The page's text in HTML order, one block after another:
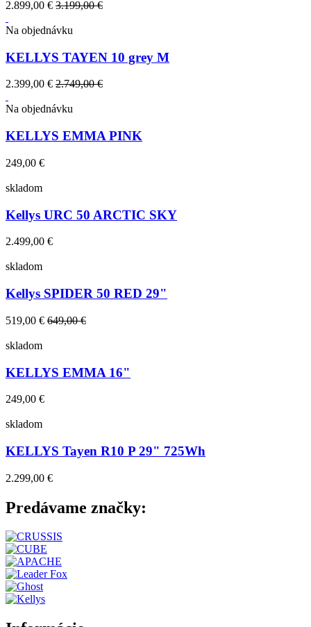
2.899,00 € 3.199,00 €
Na objednávku
KELLYS TAYEN 10 grey M
2.399,00 € 2.749,00 €
Na objednávku
KELLYS EMMA PINK
249,00 €
skladom
Kellys URC 50 ARCTIC SKY
2.499,00 €
skladom
Kellys SPIDER 50 RED 29"
519,00 € 649,00 €
skladom
KELLYS EMMA 16"
249,00 €
skladom
KELLYS Tayen R10 P 29" 725Wh
2.299,00 €
Predávame značky: